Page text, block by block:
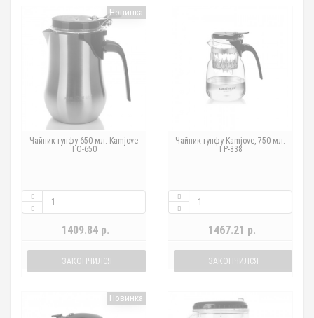
Новинка
Чайник гунфу 650 мл. Kamjove
TO-650
1409.84 р.
ЗАКОНЧИЛСЯ
Чайник гунфу Kamjove, 750 мл.
TP-838
1467.21 р.
ЗАКОНЧИЛСЯ
Новинка